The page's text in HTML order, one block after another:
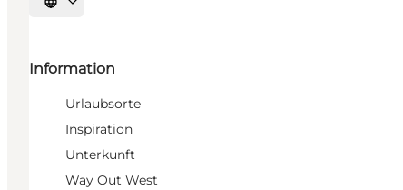
Sprache auswählen
Information
Urlaubsorte
Inspiration
Unterkunft
Way Out West